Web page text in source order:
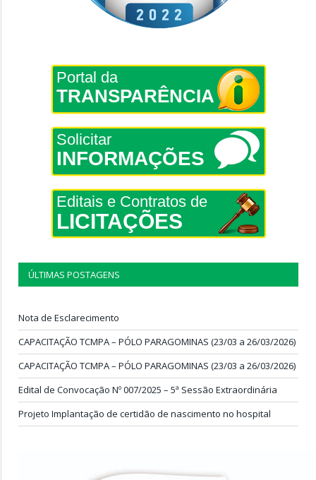
Portal da
TRANSPARÊNCIA
Solicitar
INFORMAÇÕES
Editais e Contratos de
LICITAÇÕES
ÚLTIMAS POSTAGENS
Nota de Esclarecimento
CAPACITAÇÃO TCMPA – PÓLO PARAGOMINAS (23/03 a 26/03/2026)
CAPACITAÇÃO TCMPA – PÓLO PARAGOMINAS (23/03 a 26/03/2026)
Edital de Convocação Nº 007/2025 – 5ª Sessão Extraordinária
Projeto Implantação de certidão de nascimento no hospital